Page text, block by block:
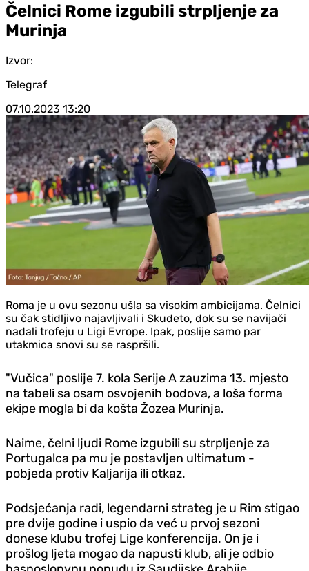
Čelnici Rome izgubili strpljenje za
Murinja
Izvor:
Telegraf
07.10.2023 13:20
Roma je u ovu sezonu ušla sa visokim ambicijama. Čelnici
su čak stidljivo najavljivali i Skudeto, dok su se navijači
nadali trofeju u Ligi Evrope. Ipak, poslije samo par
utakmica snovi su se raspršili.
"Vučica" poslije 7. kola Serije A zauzima 13. mjesto
na tabeli sa osam osvojenih bodova, a loša forma
ekipe mogla bi da košta Žozea Murinja.
Naime, čelni ljudi Rome izgubili su strpljenje za
Portugalca pa mu je postavljen ultimatum -
pobjeda protiv Kaljarija ili otkaz.
Podsjećanja radi, legendarni strateg je u Rim stigao
pre dvije godine i uspio da već u prvoj sezoni
donese klubu trofej Lige konferencija. On je i
prošlog ljeta mogao da napusti klub, ali je odbio